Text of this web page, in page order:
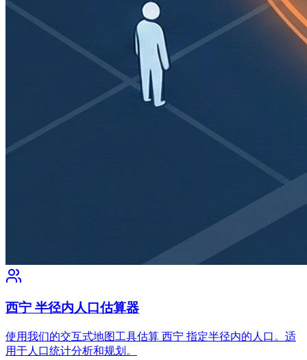
西宁 半径内人口估算器
使用我们的交互式地图工具估算 西宁 指定半径内的人口。适
用于人口统计分析和规划。